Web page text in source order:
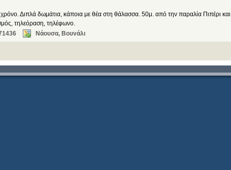
χρόνο. Διπλά δωμάτια, κάποια με θέα στη θάλασσα. 50μ. από την παραλία Πιπέρι και
τηλεόραση, τηλέφωνο.
Νάουσα, Βουνάλι